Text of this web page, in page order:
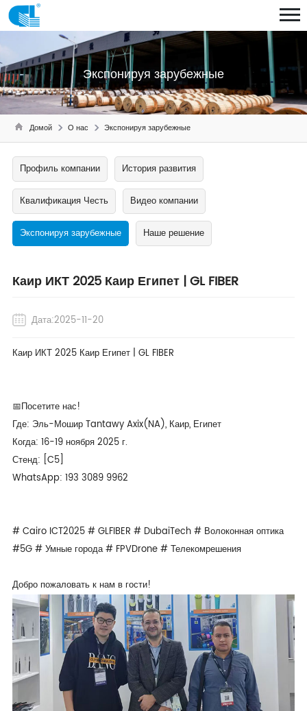
Экспонируя зарубежные
Домой О нас Экспонируя зарубежные
Профиль компании История развития
Квалификация Честь Видео компании
Экспонируя зарубежные Наше решение
Каир ИКТ 2025 Каир Египет | GL FIBER
Дата:2025-11-20
Каир ИКТ 2025 Каир Египет | GL FIBER
📅Посетите нас!
Где: Эль-Мошир Tantawy Axix(NA), Каир, Египет
Когда: 16-19 ноября 2025 г.
Стенд: [C5]
WhatsApp: 193 3089 9962
# Cairo ICT2025 # GLFIBER # DubaiTech # Волоконная оптика
#5G # Умные города # FPVDrone # Телекомрешения
Добро пожаловать к нам в гости!